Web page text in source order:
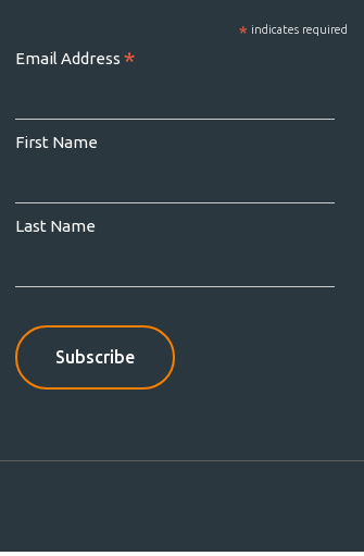
* indicates required
Email Address *
First Name
Last Name